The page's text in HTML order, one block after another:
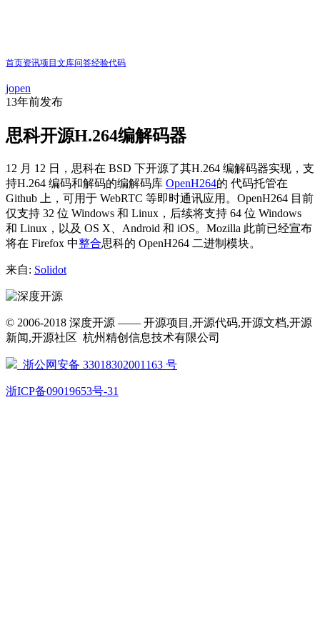
首页资讯项目文库问答经验代码
jopen
13年前发布
思科开源H.264编解码器
12 月 12 日，思科在 BSD 下开源了其H.264 编解码器实现，支
持H.264 编码和解码的编解码库 OpenH264的 代码托管在
Github 上，可用于 WebRTC 等即时通讯应用。OpenH264 目前
仅支持 32 位 Windows 和 Linux，后续将支持 64 位 Windows
和 Linux，以及 OS X、Android 和 iOS。Mozilla 此前已经宣布
将在 Firefox 中整合思科的 OpenH264 二进制模块。
来自: Solidot
© 2006-2018 深度开源 —— 开源项目,开源代码,开源文档,开源
新闻,开源社区 杭州精创信息技术有限公司
浙公网安备 33018302001163 号
浙ICP备09019653号-31